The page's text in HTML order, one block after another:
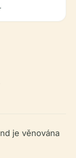
je věnována